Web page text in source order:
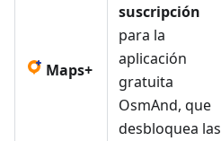
Maps+
suscripción
para la
aplicación
gratuita
OsmAnd, que
desbloquea las